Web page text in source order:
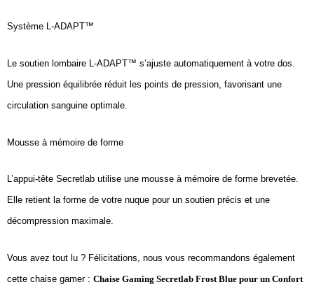
Système L-ADAPT™
Le soutien lombaire L-ADAPT™ s’ajuste automatiquement à votre dos.
Une pression équilibrée réduit les points de pression, favorisant une
circulation sanguine optimale.
Mousse à mémoire de forme
L’appui-tête Secretlab utilise une mousse à mémoire de forme brevetée.
Elle retient la forme de votre nuque pour un soutien précis et une
décompression maximale.
Vous avez tout lu ? Félicitations, nous vous recommandons également
cette chaise gamer : Chaise Gaming Secretlab Frost Blue pour un Confort